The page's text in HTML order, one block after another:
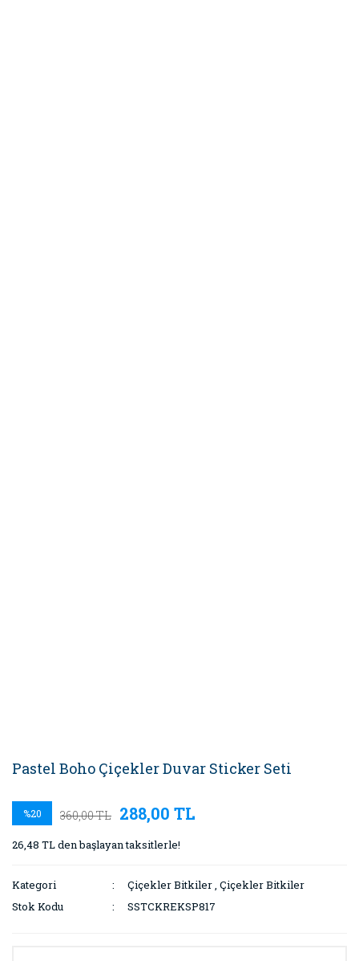
Pastel Boho Çiçekler Duvar Sticker Seti
%20 360,00 TL 288,00 TL
26,48 TL den başlayan taksitlerle!
Kategori Çiçekler Bitkiler,Çiçekler Bitkiler
Stok Kodu
SSTCKREKSP817